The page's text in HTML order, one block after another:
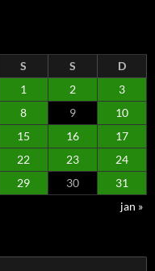
S S
D
1
2
3
8 9
10
15 16
17
22 23
24
29 30
31
jan »